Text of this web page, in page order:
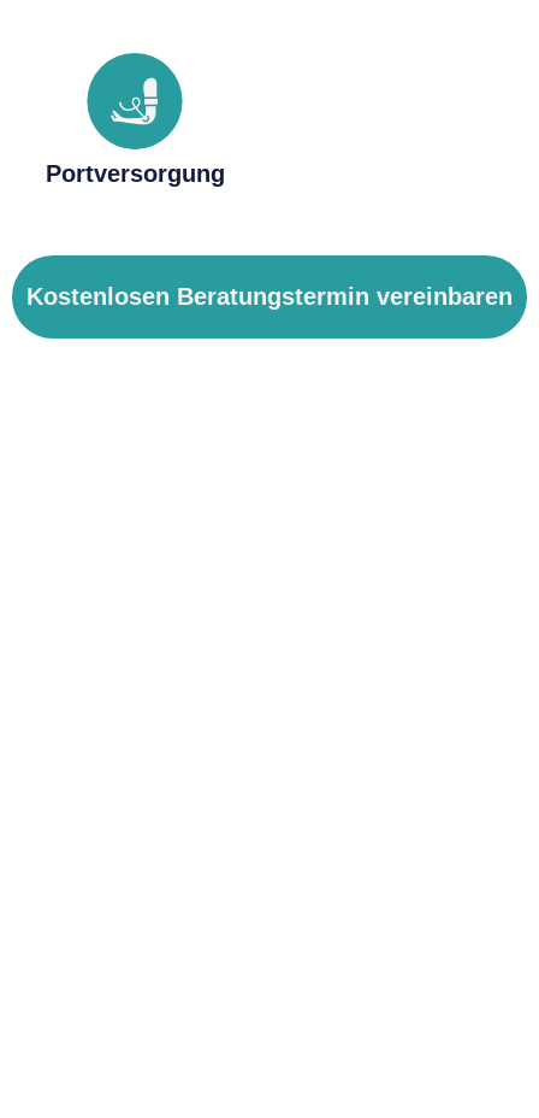
Portversorgung
Kostenlosen Beratungstermin vereinbaren